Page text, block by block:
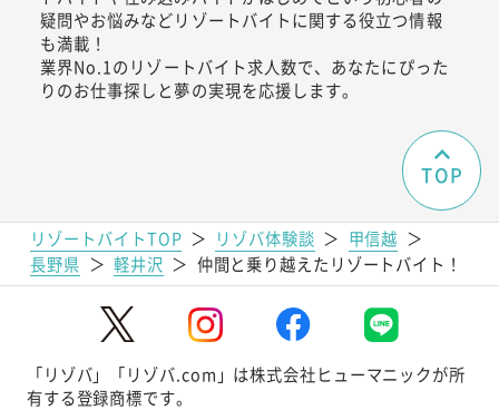
疑問やお悩みなどリゾートバイトに関する役立つ情報
も満載！
業界No.1のリゾートバイト求人数で、あなたにぴった
りのお仕事探しと夢の実現を応援します。
リゾートバイトTOP ＞ リゾバ体験談 ＞ 甲信越 ＞
長野県 ＞ 軽井沢 ＞ 仲間と乗り越えたリゾートバイト！
TOP
「リゾバ」「リゾバ.com」は株式会社ヒューマニックが所
有する登録商標です。